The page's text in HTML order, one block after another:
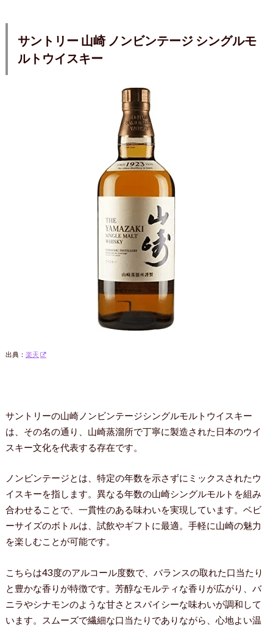
サントリー 山崎 ノンビンテージ シングルモ
ルトウイスキー
出典： 楽天
サントリーの山崎ノンビンテージシングルモルトウイスキー
は、その名の通り、山崎蒸溜所で丁寧に製造された日本のウイ
スキー文化を代表する存在です。
ノンビンテージとは、特定の年数を示さずにミックスされたウ
イスキーを指します。異なる年数の山崎シングルモルトを組み
合わせることで、一貫性のある味わいを実現しています。ベビ
ーサイズのボトルは、試飲やギフトに最適。手軽に山崎の魅力
を楽しむことが可能です。
こちらは43度のアルコール度数で、バランスの取れた口当たり
と豊かな香りが特徴です。芳醇なモルティな香りが広がり、バ
ニラやシナモンのような甘さとスパイシーな味わいが調和して
います。スムーズで繊細な口当たりでありながら、心地よい温